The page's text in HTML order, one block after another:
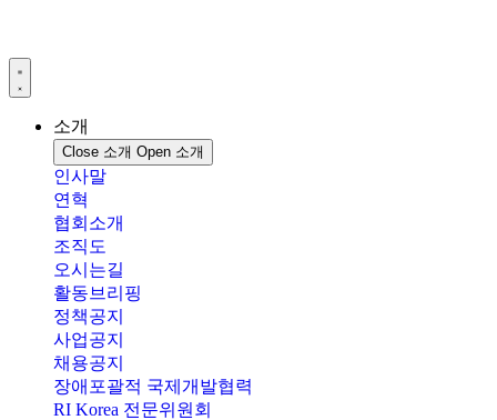
츠
로
소개
Close 소개 Open 소개
인사말
연혁
협회소개
조직도
오시는길
활동브리핑
정책공지
사업공지
채용공지
장애포괄적 국제개발협력
RI Korea 전문위원회